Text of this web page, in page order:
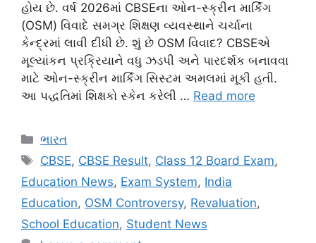
હોય છે. વર્ષ 2026માં CBSEના ઓન-સ્ક્રીન માર્કિંગ
(OSM) વિવાદે સમગ્ર શિક્ષણ વ્યવસ્થાને ચર્ચાના
કેન્દ્રમાં લાવી દીધી છે. શું છે OSM વિવાદ? CBSEએ
મૂલ્યાંકન પ્રક્રિયાને વધુ ઝડપી અને પારદર્શક બનાવવા
માટે ઓન-સ્ક્રીન માર્કિંગ સિસ્ટમ અમલમાં મૂકી હતી.
આ પદ્ધતિમાં શિક્ષકો સ્કેન કરેલી … Read more
Categories
ભારત
Tags
CBSE, CBSE Result, Class 12 Board Exam,
Education News, Exam System, India
Education, OSM Controversy, Revaluation,
School Education, Student News